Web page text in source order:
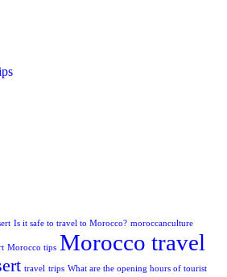
Is it safe to travel to Morocco? moroccanculture
Morocco tips Morocco travel
travel trips What are the opening hours of tourist